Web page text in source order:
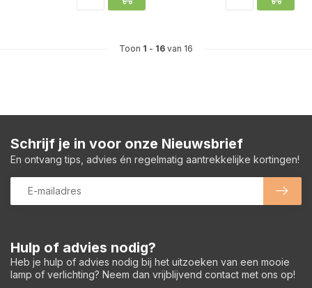
Toon 1 - 16 van 16
Hulp of advies nodig?
Heb je hulp of advies nodig bij het uitzoeken van een mooie
lamp of verlichting? Neem dan vrijblijvend contact met ons op!
Schrijf je in voor onze Nieuwsbrief
En ontvang tips, advies én regelmatig aantrekkelijke kortingen!